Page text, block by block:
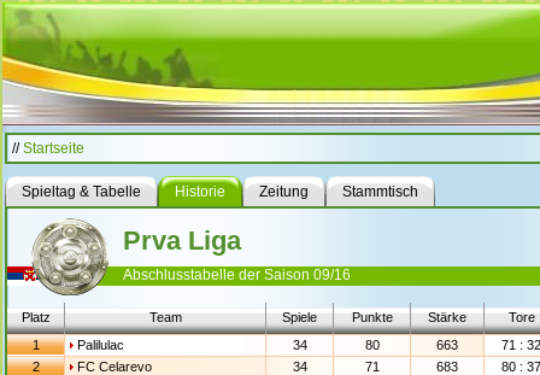
//Startseite
Spieltag & Tabelle Historie Zeitung Stammtisch
Prva Liga
Abschlusstabelle der Saison 09/16
Platz Team Spiele Punkte Stärke
Tore
1
Palilulac 34 80 663
71 : 32
2
FC Celarevo 34 71 683
80 : 37